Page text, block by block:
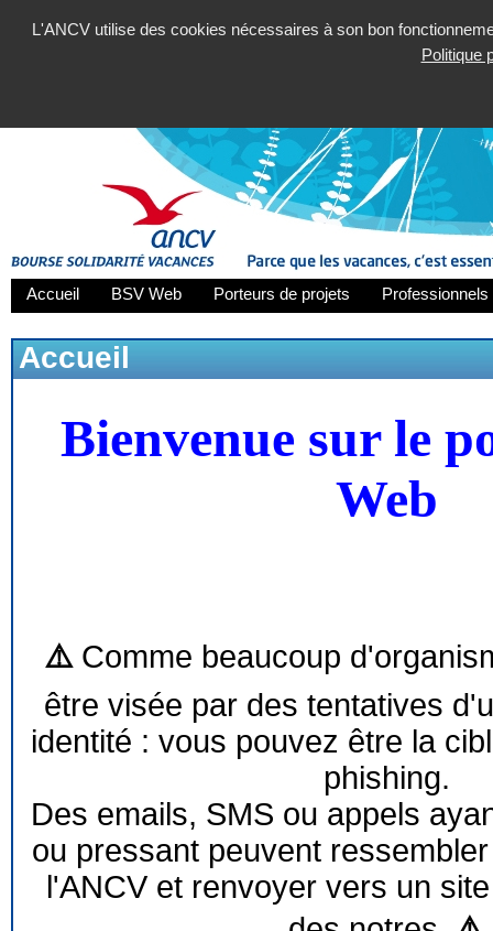
L'ANCV utilise des cookies nécessaires à son bon
Politique
Accueil BSV Web Porteurs de projets
Accueil
Bienvenue sur le
Web
⚠️ Comme beaucoup
être visée par des tentatives
identité : vous pouvez être la
phishing.
Des emails, SMS ou appels
ou pressant peuvent
l'ANCV et renvoyer vers un